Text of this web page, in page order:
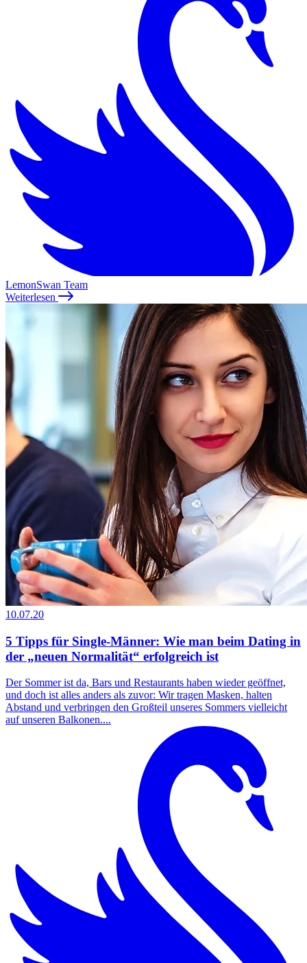
LemonSwan Team
Weiterlesen
10.07.20
5 Tipps für Single-Männer: Wie man beim Dating in
der „neuen Normalität“ erfolgreich ist
Der Sommer ist da, Bars und Restaurants haben wieder geöffnet,
und doch ist alles anders als zuvor: Wir tragen Masken, halten
Abstand und verbringen den Großteil unseres Sommers vielleicht
auf unseren Balkonen....